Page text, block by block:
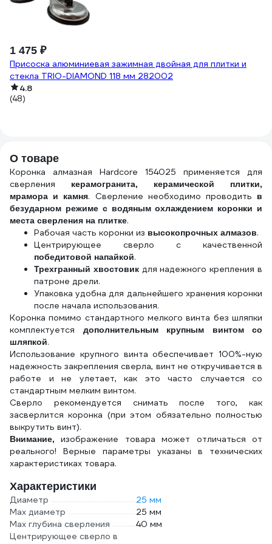
1 475 ₽
Присоска алюминиевая зажимная двойная для плитки и
стекла TRIO-DIAMOND 118 мм 282002
4.8
(48)
О товаре
Коронка алмазная Hardcore 154025 применяется для
сверления
керамогранита, керамической плитки,
мрамора и камня. Сверление необходимо проводить
в
безударном режиме с водяным охлаждением коронки и
места сверления на плитке.
Рабочая часть коронки из высокопрочных алмазов.
Центрирующее сверло с качественной
победитовой напайкой.
Трехгранный хвостовикдля надежного крепления в
патроне дрели.
Упаковка удобна для дальнейшего хранения коронки
после начала использования.
Коронка помимо стандартного мелкого винта без шляпки
комплектуется дополнительным крупным винтом со
шляпкой.
Использование крупного винта обеспечивает 100%-ную
надежность закрепления сверла, винт не откручивается в
работе и не улетает, как это часто случается со
стандартным мелким винтом.
Сверло рекомендуется снимать после того, как
засверлится коронка (при этом обязательно полностью
выкрутить винт).
Внимание,
изображение товара может отличаться от
реального! Верные параметры указаны в технических
характеристиках товара.
Характеристики
Диаметр
25 мм
Max диаметр
25 мм
Max глубина сверления
40 мм
Центрирующее сверло в